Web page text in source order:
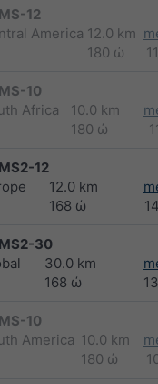
12
America 12.0 km
180 ώ
10
Africa
10.0 km
180 ώ
12
12.0 km
168 ώ
30
30.0 km
168 ώ
10
America 10.0 km
180 ώ